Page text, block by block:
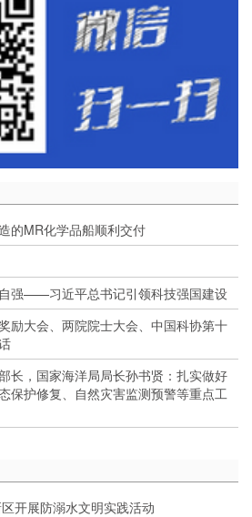
的MR化学品船顺利交付
强——习近平总书记引领科技强国建设
励大会、两院院士大会、中国科协第十
长，国家海洋局局长孙书贤：扎实做好
保护修复、自然灾害监测预警等重点工
开展防溺水文明实践活动